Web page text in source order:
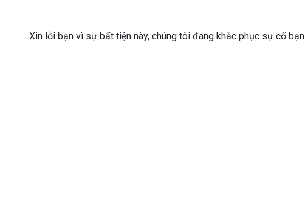
Xin lỗi bạn vì sự bất tiện này, chúng tôi đang khắc phục sự cố